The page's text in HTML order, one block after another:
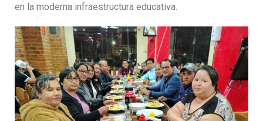
en la moderna infraestructura educativa.